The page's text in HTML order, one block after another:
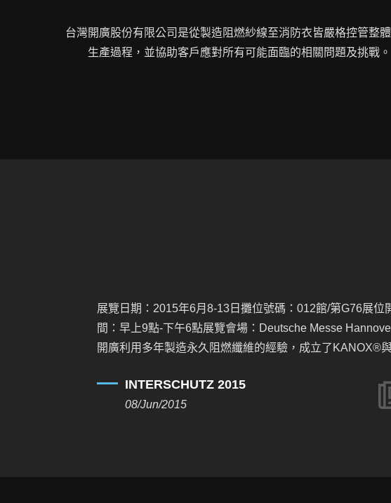
台灣開廣股份有限公司是從製造阻燃紗線至消防衣皆嚴格控管整體
生產過程，並協助客戶應對所有可能面臨的相關問題及挑戰。
展覽日期：2015年6月8-13日攤位號碼：012館/第G76展位開放時
間：早上9點-下午6點展覽會場：Deutsche Messe Hannover台灣
開廣利用多年製造永久阻燃纖維的經驗，成立了KANOX®與
今儼然已成為國際消防產業的佼佼者。我們將在INTERSCHUTZ
2015示範產品的卓越表現。
INTERSCHUTZ 2015